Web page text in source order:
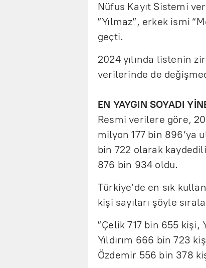
Nüfus Kayıt Sistemi
“Yılmaz”, erkek ismi
geçti.
2024 yılında listenin
verilerinde de
EN YAYGIN SOYADI
Resmi verilere göre,
milyon 177 bin 896’ya
bin 722 olarak
876 bin 934 oldu.
Türkiye’de en sık
kişi sayıları şöyle
“Çelik 717 bin 655 kişi,
Yıldırım 666 bin 723
Özdemir 556 bin 378